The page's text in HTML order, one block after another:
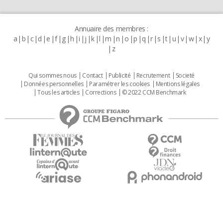
Annuaire des membres :
a b c d e f g h i j k l m n o p q r s t u v w x y
z
Qui sommes nous Contact Publicité Recrutement
Societé
Données personnelles
Paramétrer les cookies
Mentions légales
Tous les articles
Corrections © 2022 CCM Benchmark